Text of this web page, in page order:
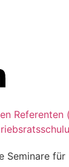
Seminare für